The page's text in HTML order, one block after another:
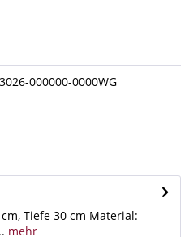
000000-0000WG
Tiefe 30 cm Material:
mehr